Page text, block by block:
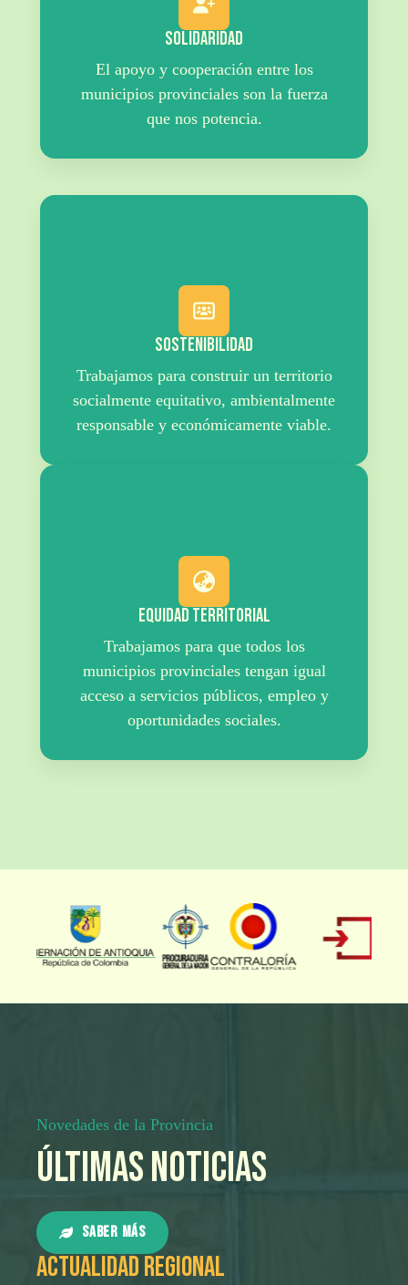
Solidaridad
El apoyo y cooperación entre los
municipios provinciales son la fuerza
que nos potencia.
Sostenibilidad
Trabajamos para construir un territorio
socialmente equitativo, ambientalmente
responsable y económicamente viable.
Equidad Territorial
Trabajamos para que todos los
municipios provinciales tengan igual
acceso a servicios públicos, empleo y
oportunidades sociales.
Novedades de la Provincia
Últimas noticias
Saber más
Actualidad Regional